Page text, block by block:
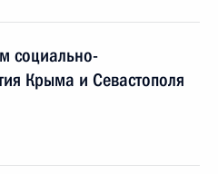
социально-
Крыма и Севастополя